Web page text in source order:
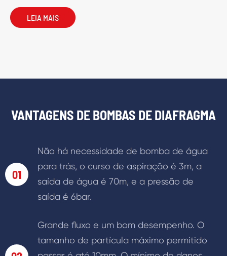
LEIA MAIS
VANTAGENS DE BOMBAS DE DIAFRAGMA
01
Não há necessidade de bomba de água
para trás, o curso de aspiração é 3m, a
saída de água é 70m, e a pressão de
saída é 6bar.
Grande fluxo e um bom desempenho. O
tamanho de partícula máximo permitido